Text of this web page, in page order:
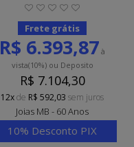
Frete grátis
R$ 6.393,87 à
vista(10%)ou Deposito
R$ 7.104,30
12xde R$ 592,03 sem juros
Joias MB - 60 Anos
10% Desconto PIX